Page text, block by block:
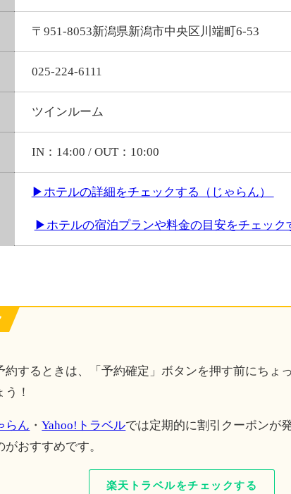
〒951-8053新潟県新潟市中央区川端町6-53
025-224-6111
ツインルーム
IN：14:00 / OUT：10:00
▶ホテルの詳細をチェックする（じゃらん）
▶ホテルの宿泊プランや料金の目安をチェック
約するときは、「予約確定」ボタンを押す前にちょ
！
らん ・Yahoo!トラベルでは定期的に割引クーポンが
おすすめです。
楽天トラベルをチェックする